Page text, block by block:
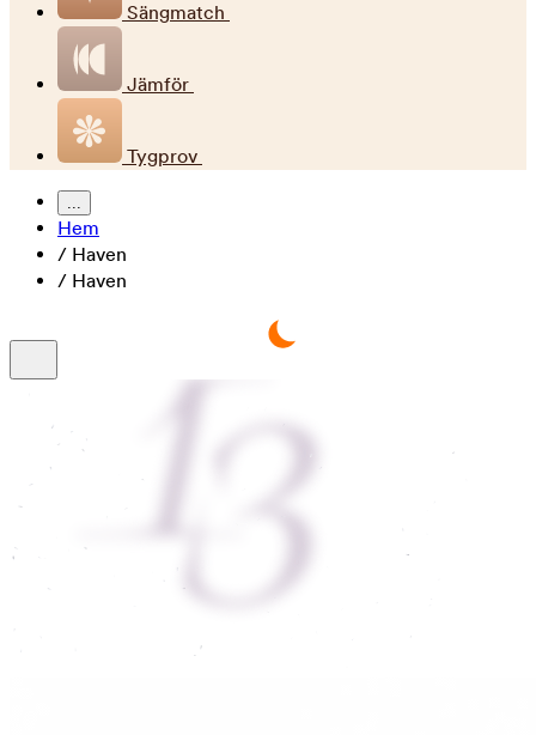
Sängmatch
Jämför
Tygprov
...
Hem
/ Haven
/ Haven